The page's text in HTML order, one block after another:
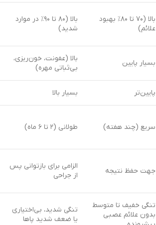
بالا (۷۰ تا ۸۰٪ بهبود
علائم)
بالا (۸۰ تا ۹۰٪ در موارد
شدید)
بسیار پایین
بالا (عفونت، خون‌ریزی،
بی‌ثباتی مهره)
پایین‌تر بسیار بالا
سریع (چند هفته) طولانی (۲ تا ۶ ماه)
جهت حفظ نتیجه
الزامی برای بازتوانی پس
از جراحی
تنگی خفیف تا متوسط
بدون علائم عصبی
تنگی شدید، بی‌اختیاری
یا ضعف شدید پاها